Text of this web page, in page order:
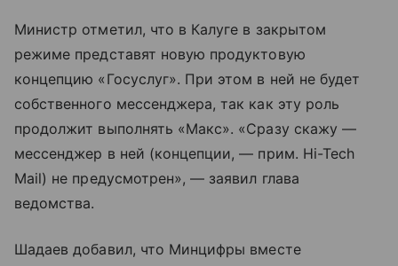
Министр отметил, что в Калуге в закрытом
режиме представят новую продуктовую
концепцию «Госуслуг». При этом в ней не будет
собственного мессенджера, так как эту роль
продолжит выполнять «Макс». «Сразу скажу —
мессенджер в ней (концепции, — прим. Hi-Tech
Mail) не предусмотрен», — заявил глава
ведомства.
Шадаев добавил, что Минцифры вместе